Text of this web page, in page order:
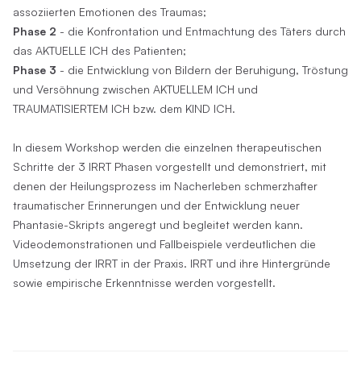
assoziierten Emotionen des Traumas;
Phase 2 - die Konfrontation und Entmachtung des Täters durch
das AKTUELLE ICH des Patienten;
Phase 3 - die Entwicklung von Bildern der Beruhigung, Tröstung
und Versöhnung zwischen AKTUELLEM ICH und
TRAUMATISIERTEM ICH bzw. dem KIND ICH.
In diesem Workshop werden die einzelnen therapeutischen
Schritte der 3 IRRT Phasen vorgestellt und demonstriert, mit
denen der Heilungsprozess im Nacherleben schmerzhafter
traumatischer Erinnerungen und der Entwicklung neuer
Phantasie-Skripts angeregt und begleitet werden kann.
Videodemonstrationen und Fallbeispiele verdeutlichen die
Umsetzung der IRRT in der Praxis. IRRT und ihre Hintergründe
sowie empirische Erkenntnisse werden vorgestellt.